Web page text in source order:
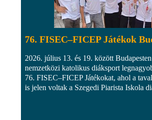
76. FISEC–FICEP Játékok
2026. július 13. és 19. között
nemzetközi katolikus diáksport
76. FISEC–FICEP Játékokat, ahol a
is jelen voltak a Szegedi Piarista Iskola